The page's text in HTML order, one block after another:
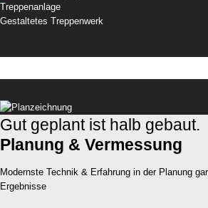
Treppenanlage
Gestaltetes Treppenwerk
Gut geplant ist halb gebaut.
Planung & Vermessung
Modernste Technik & Erfahrung in der Planung
Ergebnisse